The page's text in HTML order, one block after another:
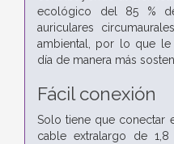
ecológico del 85 %
auriculares
ambiental, por lo que le
día de manera más
Fácil conexión
Solo tiene que conectar
cable extralargo de